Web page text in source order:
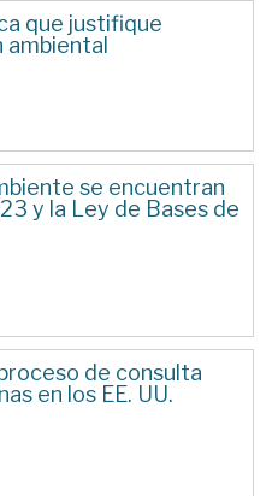
que justifique
se encuentran
y la Ley de Bases de
de consulta
en los EE. UU.